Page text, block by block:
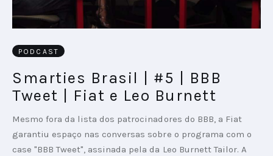
PODCAST
Smarties Brasil | #5 | BBB
Tweet | Fiat e Leo Burnett
Mesmo fora da lista dos patrocinadores do BBB, a Fiat
garantiu espaço nas conversas sobre o programa com o
case "BBB Tweet", assinada pela da Leo Burnett Tailor. A